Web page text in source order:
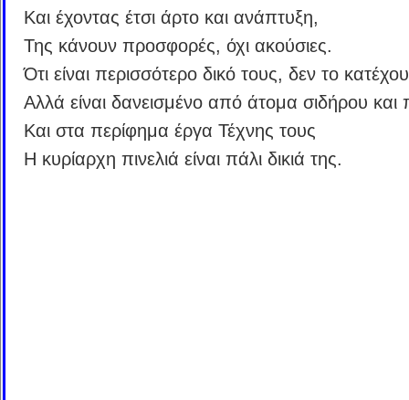
Και έχοντας έτσι άρτο και ανάπτυξη,
Της κάνουν προσφορές, όχι ακούσιες.
Ότι είναι περισσότερο δικό τους, δεν το
Αλλά είναι δανεισμένο από άτομα σιδήρου και
Και στα περίφημα έργα Τέχνης τους
Η κυρίαρχη πινελιά είναι πάλι δικιά της.